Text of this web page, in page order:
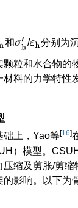
和σh ′/εh分别为
颗粒和水合物
料的力学特
础上，Yao等[16]
）模型。
缩及剪胀/剪
影响。以下为